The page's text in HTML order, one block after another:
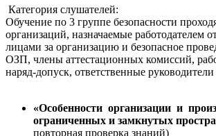
Категория слушателей:
Обучение по 3 группе безопасности
организаций, назначаемые работодателем
лицами за организацию и безопасное
ОЗП, члены аттестационных комиссий,
наряд-допуск, ответственные
«Особенности организации и
ограниченных и замкнутых
повторная проверка знаний)